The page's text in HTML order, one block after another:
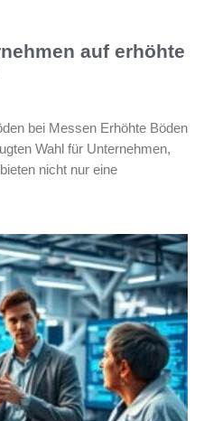
auf erhöhte
bei Messen Erhöhte Böden
Wahl für Unternehmen,
nicht nur eine